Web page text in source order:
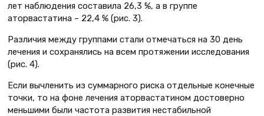
лет наблюдения составила 26,3 %, а в группе
аторвастатина – 22,4 % (рис. 3).
Различия между группами стали отмечаться на 30 день
лечения и сохранялись на всем протяжении исследования
(рис. 4).
Если вычленить из суммарного риска отдельные конечные
точки, то на фоне лечения аторвастатином достоверно
меньшими были частота развития нестабильной